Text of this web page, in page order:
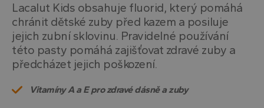
Lacalut Kids obsahuje fluorid, který pomáhá
chránit dětské zuby před kazem a posiluje
jejich zubní sklovinu. Pravidelné používání
této pasty pomáhá zajišťovat zdravé zuby a
předcházet jejich poškození.
Vitamíny A a E pro zdravé dásně a zuby